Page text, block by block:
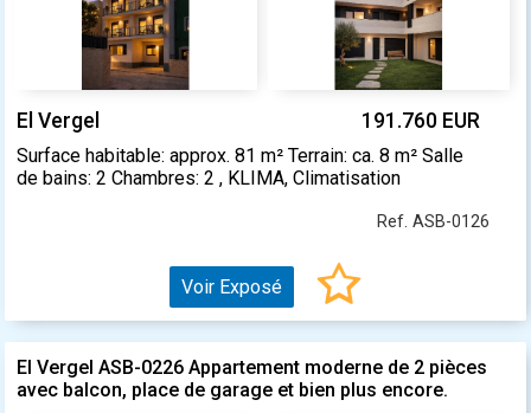
El Vergel 191.760 EUR
Surface habitable: approx. 81 m² Terrain: ca. 8 m² Salle
de bains: 2 Chambres: 2 , KLIMA, Climatisation
Ref. ASB-0126
Voir Exposé
El Vergel ASB-0226 Appartement moderne de 2 pièces
avec balcon, place de garage et bien plus encore.